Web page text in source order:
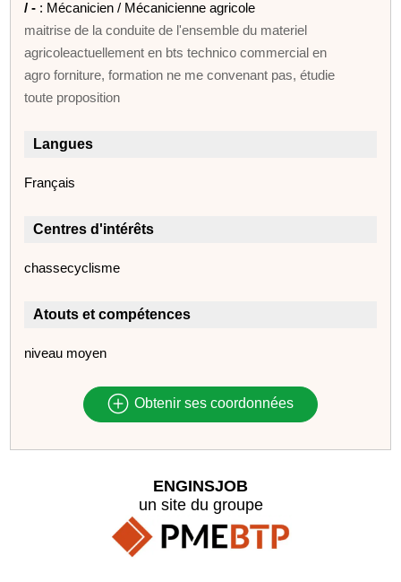
/ - : Mécanicien / Mécanicienne agricole
maitrise de la conduite de l'ensemble du materiel
agricoleactuellement en bts technico commercial en
agro forniture, formation ne me convenant pas, étudie
toute proposition
Langues
Français
Centres d'intérêts
chassecyclisme
Atouts et compétences
niveau moyen
Obtenir ses coordonnées
ENGINSJOB
un site du groupe